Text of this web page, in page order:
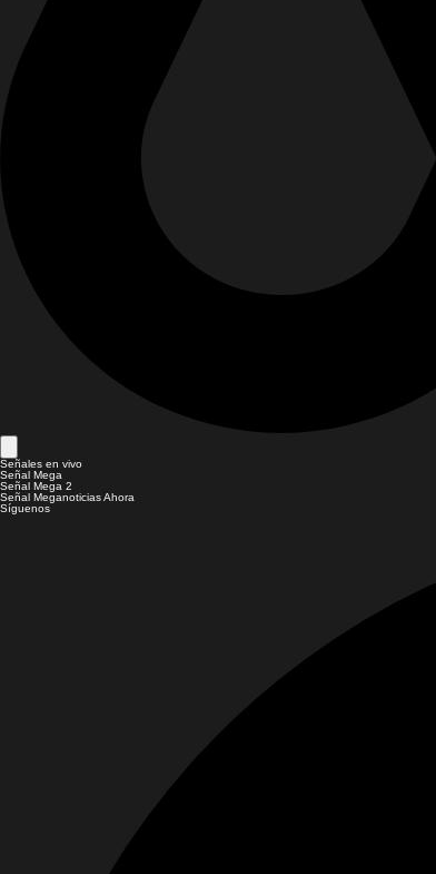
Señales en vivo
Señal Mega
Señal Mega 2
Señal Meganoticias Ahora
Síguenos